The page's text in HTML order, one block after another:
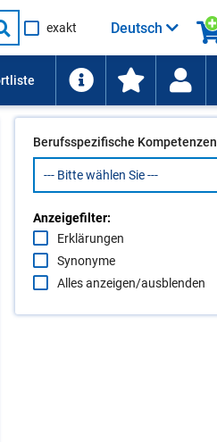
Suche
starten
exakt Deutsch
Berufsspezifische Kompetenzen
Anzeigefilter:
Erklärungen
Synonyme
Alles anzeigen/ausblenden